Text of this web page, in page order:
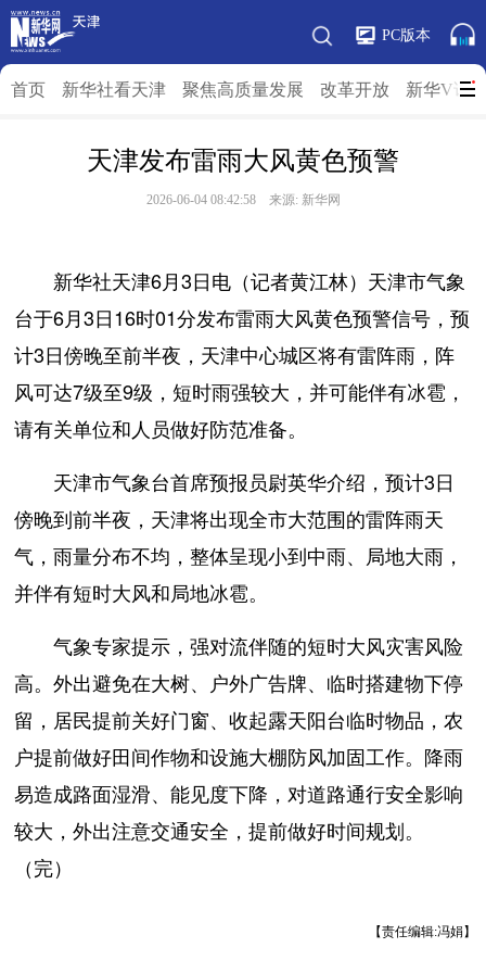
PC版本
首页 新华社看天津 聚焦高质量发展 改革开放 新华V访
天津发布雷雨大风黄色预警
2026-06-04 08:42:58 来源: 新华网
新华社天津6月3日电（记者黄江林）天津市气象
台于6月3日16时01分发布雷雨大风黄色预警信号，预
计3日傍晚至前半夜，天津中心城区将有雷阵雨，阵
风可达7级至9级，短时雨强较大，并可能伴有冰雹，
请有关单位和人员做好防范准备。
天津市气象台首席预报员尉英华介绍，预计3日
傍晚到前半夜，天津将出现全市大范围的雷阵雨天
气，雨量分布不均，整体呈现小到中雨、局地大雨，
并伴有短时大风和局地冰雹。
气象专家提示，强对流伴随的短时大风灾害风险
高。外出避免在大树、户外广告牌、临时搭建物下停
留，居民提前关好门窗、收起露天阳台临时物品，农
户提前做好田间作物和设施大棚防风加固工作。降雨
易造成路面湿滑、能见度下降，对道路通行安全影响
较大，外出注意交通安全，提前做好时间规划。
（完）
【责任编辑:冯娟】